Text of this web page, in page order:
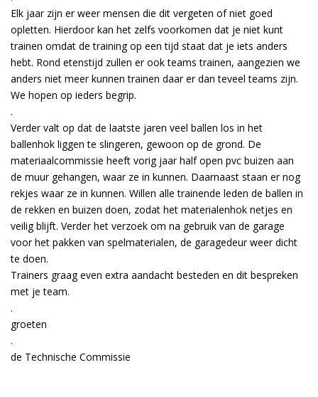
Elk jaar zijn er weer mensen die dit vergeten of niet goed
opletten. Hierdoor kan het zelfs voorkomen dat je niet kunt
trainen omdat de training op een tijd staat dat je iets anders
hebt. Rond etenstijd zullen er ook teams trainen, aangezien we
anders niet meer kunnen trainen daar er dan teveel teams zijn.
We hopen op ieders begrip.
.
Verder valt op dat de laatste jaren veel ballen los in het
ballenhok liggen te slingeren, gewoon op de grond. De
materiaalcommissie heeft vorig jaar half open pvc buizen aan
de muur gehangen, waar ze in kunnen. Daarnaast staan er nog
rekjes waar ze in kunnen. Willen alle trainende leden de ballen in
de rekken en buizen doen, zodat het materialenhok netjes en
veilig blijft. Verder het verzoek om na gebruik van de garage
voor het pakken van spelmaterialen, de garagedeur weer dicht
te doen.
Trainers graag even extra aandacht besteden en dit bespreken
met je team.
.
groeten
.
de Technische Commissie